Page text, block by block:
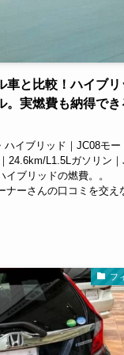
車と比較！ハイブリ
。実燃費も納得でき
イブリッド｜JC08モー
24.6km/L1.5Lガソリン
ブリッドの燃費。。
ナーさんの口コミを交え
フ